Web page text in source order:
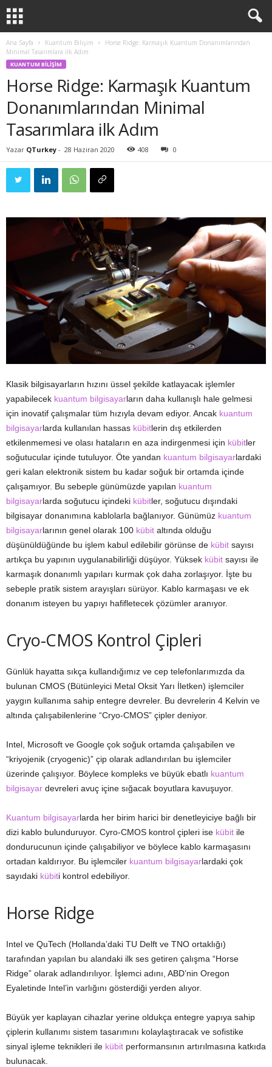
Ana Sayfa Kuantum Bilişim
Horse Ridge: Karmaşık Kuantum Donanımlarından
Minimal Tasarımlara ilk Adım
KUANTUM BILIŞIM
Horse Ridge: Karmaşık Kuantum
Donanımlarından Minimal
Tasarımlara ilk Adım
Yazar QTurkey - 28 Haziran 2020 408 0
Klasik bilgisayarların hızını üssel şekilde katlayacak işlemler
yapabilecek kuantum bilgisayarların daha kullanışlı hale gelmesi
için inovatif çalışmalar tüm hızıyla devam ediyor. Ancak kuantum
bilgisayarlarda kullanılan hassas kübitlerin dış etkilerden
etkilenmemesi ve olası hataların en aza indirgenmesi için kübitler
soğutucular içinde tutuluyor. Öte yandan kuantum bilgisayarlardaki
geri kalan elektronik sistem bu kadar soğuk bir ortamda içinde
çalışamıyor. Bu sebeple günümüzde yapılan kuantum
bilgisayarlarda soğutucu içindeki kübitler, soğutucu dışındaki
bilgisayar donanımına kablolarla bağlanıyor. Günümüz kuantum
bilgisayarlarının genel olarak 100 kübit altında olduğu
düşünüldüğünde bu işlem kabul edilebilir görünse de kübit sayısı
artıkça bu yapının uygulanabilirliği düşüyor. Yüksek kübit sayısı ile
karmaşık donanımlı yapıları kurmak çok daha zorlaşıyor. İşte bu
sebeple pratik sistem arayışları sürüyor. Kablo karmaşası ve ek
donanım isteyen bu yapıyı hafifletecek çözümler aranıyor.
Cryo-CMOS Kontrol Çipleri
Günlük hayatta sıkça kullandığımız ve cep telefonlarımızda da
bulunan CMOS (Bütünleyici Metal Oksit Yarı İletken) işlemciler
yaygın kullanıma sahip entegre devreler. Bu devrelerin 4 Kelvin ve
altında çalışabilenlerine “Cryo-CMOS” çipler deniyor.
Intel, Microsoft ve Google çok soğuk ortamda çalışabilen ve
“kriyojenik (cryogenic)” çip olarak adlandırılan bu işlemciler
üzerinde çalışıyor. Böylece kompleks ve büyük ebatlı kuantum
bilgisayar devreleri avuç içine sığacak boyutlara kavuşuyor.
Kuantum bilgisayarlarda her birim harici bir denetleyiciye bağlı bir
dizi kablo bulunduruyor. Cyro-CMOS kontrol çipleri ise kübit ile
dondurucunun içinde çalışabiliyor ve böylece kablo karmaşasını
ortadan kaldırıyor. Bu işlemciler kuantum bilgisayarlardaki çok
sayıdaki kübiti kontrol edebiliyor.
Horse Ridge
Intel ve QuTech (Hollanda’daki TU Delft ve TNO ortaklığı)
tarafından yapılan bu alandaki ilk ses getiren çalışma “Horse
Ridge” olarak adlandırılıyor. İşlemci adını, ABD’nin Oregon
Eyaletinde Intel’in varlığını gösterdiği yerden alıyor.
Büyük yer kaplayan cihazlar yerine oldukça entegre yapıya sahip
çiplerin kullanımı sistem tasarımını kolaylaştıracak ve sofistike
sinyal işleme teknikleri ile kübit performansının artırılmasına katkıda
bulunacak.